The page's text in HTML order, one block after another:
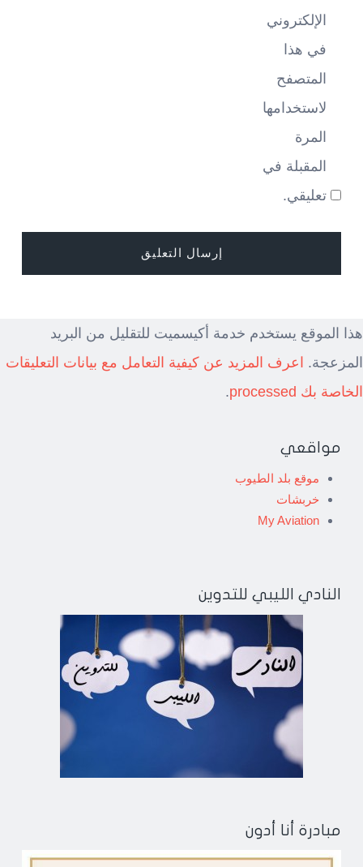
الإلكتروني
في هذا
المتصفح
لاستخدامها
المرة
المقبلة في
تعليقي.
هذا الموقع يستخدم خدمة أكيسميت للتقليل من البريد
المزعجة. اعرف المزيد عن كيفية التعامل مع بيانات التعليقات
الخاصة بك processed
.
مواقعي
موقع بلد الطيوب
خربشات
My Aviation
النادي الليبي للتدوين
مبادرة أنا أدون